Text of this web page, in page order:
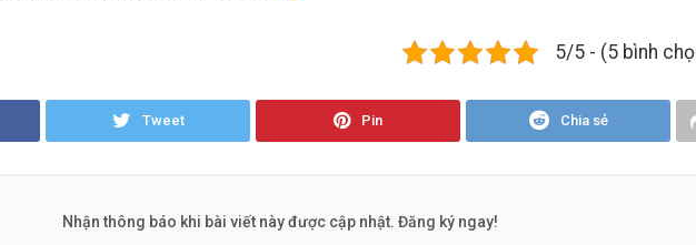
5/5 - (5 bình
Tweet Pin Chia sẻ
Nhận thông báo khi bài viết này được cập nhật. Đăng ký ngay!